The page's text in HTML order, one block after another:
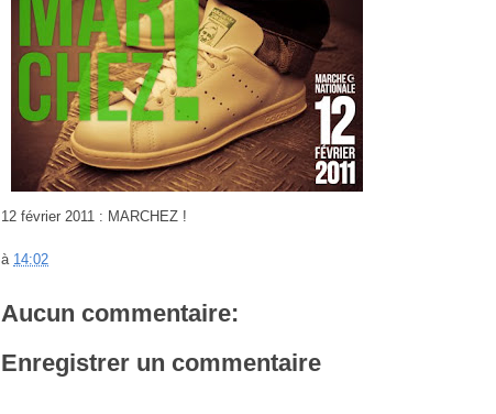
12 février 2011 : MARCHEZ !
à 14:02
Aucun commentaire:
Enregistrer un commentaire